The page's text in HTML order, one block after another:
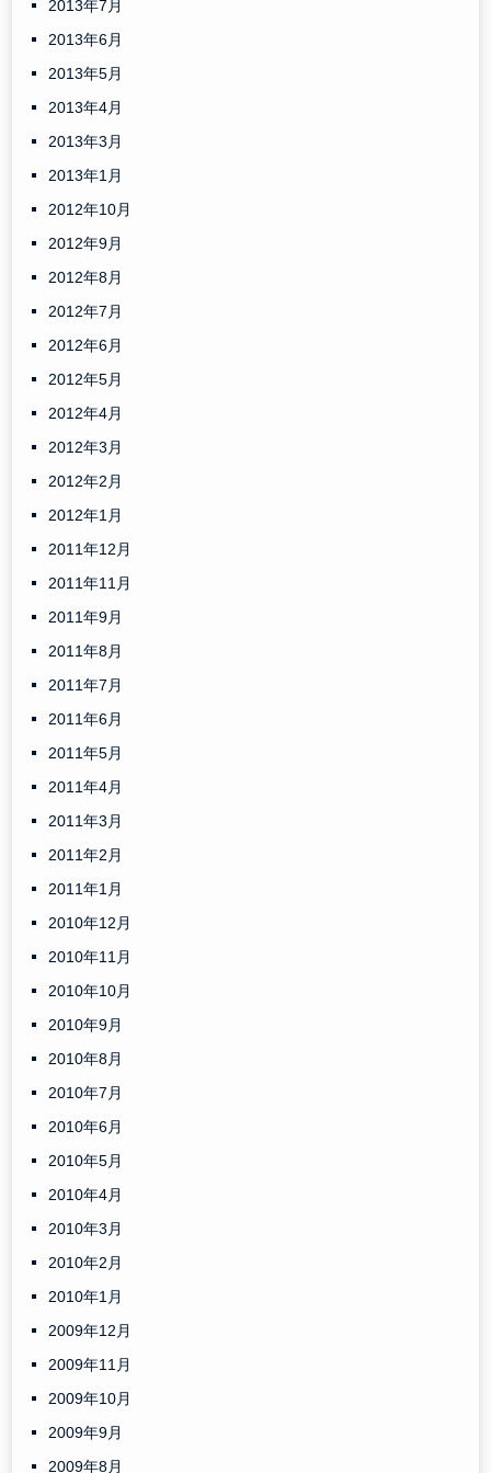
2013年7月
2013年6月
2013年5月
2013年4月
2013年3月
2013年1月
2012年10月
2012年9月
2012年8月
2012年7月
2012年6月
2012年5月
2012年4月
2012年3月
2012年2月
2012年1月
2011年12月
2011年11月
2011年9月
2011年8月
2011年7月
2011年6月
2011年5月
2011年4月
2011年3月
2011年2月
2011年1月
2010年12月
2010年11月
2010年10月
2010年9月
2010年8月
2010年7月
2010年6月
2010年5月
2010年4月
2010年3月
2010年2月
2010年1月
2009年12月
2009年11月
2009年10月
2009年9月
2009年8月